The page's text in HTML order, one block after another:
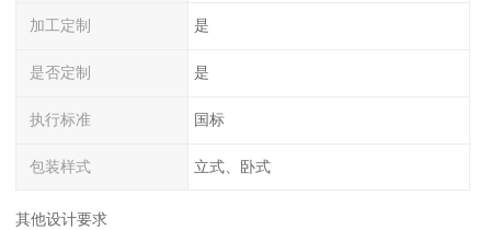
加工定制 是
是否定制 是
执行标准 国标
包装样式 立式、卧式
其他设计要求